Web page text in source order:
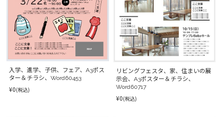
入学、進学、子供、フェア、A3ポス
ター＆チラシ、Word60453
¥0(税込)
リビングフェスタ、家、住まいの展
示会、A3ポスター＆チラシ、
Word60717
¥0(税込)